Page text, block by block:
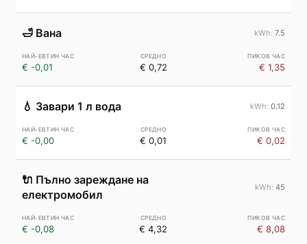
🛁 Вана 7.5
€ -0,01 € 0,72 € 1,35
💧 Завари 1 л вода 0.12
€ -0,00 € 0,01 € 0,02
🔌 Пълно зареждане на
електромобил
45
€ -0,08 € 4,32 € 8,08